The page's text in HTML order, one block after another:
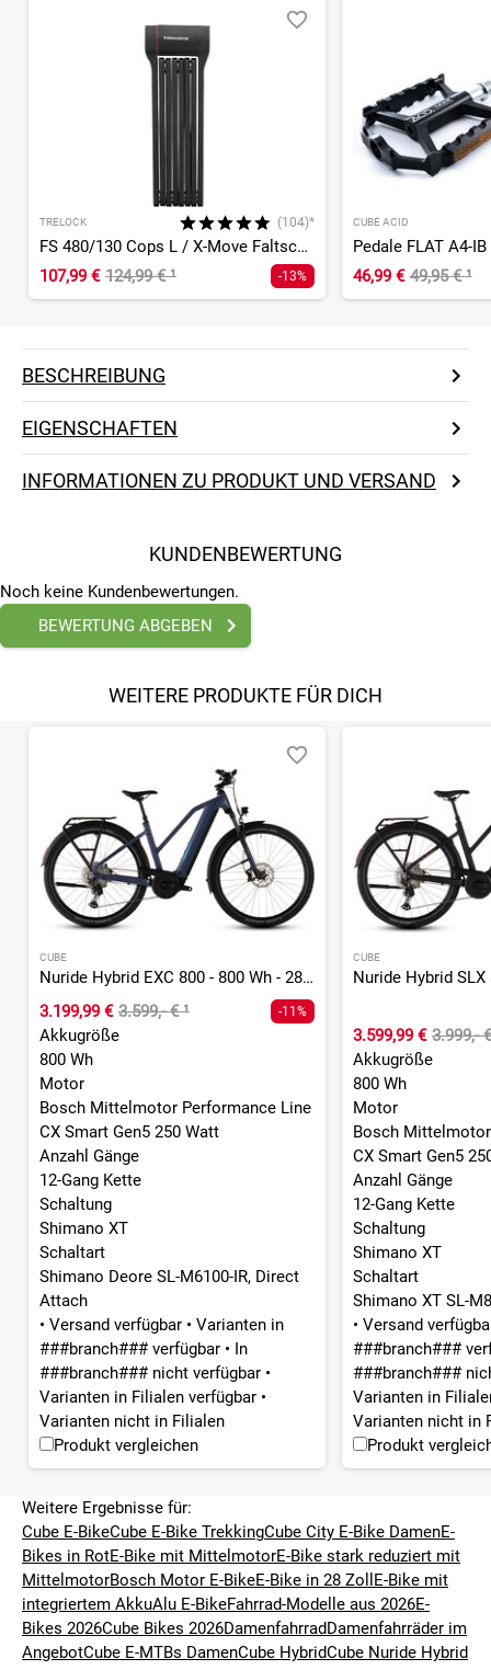
TRELOCK (104)*
FS 480/130 Cops L / X-Move Faltschloss
107,99 € 124,99 €¹ -13%
CUBE ACID
Pedale FLAT A4-
46,99 € 49,95 €¹
BESCHREIBUNG
EIGENSCHAFTEN
INFORMATIONEN ZU PRODUKT UND VERSAND
KUNDENBEWERTUNG
Noch keine Kundenbewertungen.
BEWERTUNG ABGEBEN
WEITERE PRODUKTE FÜR DICH
CUBE
Nuride Hybrid EXC 800 - 800 Wh - 28 Zoll - Trapez - 2026
3.199,99 € 3.599,- €¹ -11%
Akkugröße
800 Wh
Motor
Bosch Mittelmotor Performance Line
CX Smart Gen5 250 Watt
Anzahl Gänge
12-Gang Kette
Schaltung
Shimano XT
Schaltart
Shimano Deore SL-M6100-IR, Direct
Attach
• Versand verfügbar • Varianten in
###branch### verfügbar • In
###branch### nicht verfügbar •
Varianten in Filialen verfügbar •
Varianten nicht in Filialen
Produkt vergleichen
CUBE
3.599,99 € 3.999,-
Akkugröße
800 Wh
Motor
Bosch
CX Smart Gen5
Anzahl Gänge
12-Gang Kette
Schaltung
Shimano XT
Schaltart
Shimano XT SL-
• Versand
###branch###
###branch###
Varianten in
Varianten nicht in
Produkt
Weitere Ergebnisse für:
Cube E-BikeCube E-Bike TrekkingCube City E-Bike DamenE-
Bikes in RotE-Bike mit MittelmotorE-Bike stark reduziert mit
MittelmotorBosch Motor E-BikeE-Bike in 28 Zoll E-Bike mit
integriertem AkkuAlu E-BikeFahrrad-Modelle aus 2026E-
Bikes 2026Cube Bikes 2026DamenfahrradDamenfahrräder im
AngebotCube E-MTBs DamenCube HybridCube Nuride Hybrid